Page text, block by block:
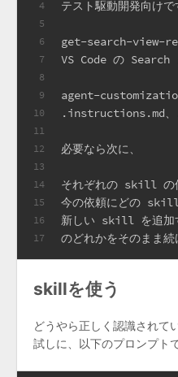
4
5
6
7
8
9
10
11
12
13
14
15
16
17
テスト駆動開発向け
get-search-view-
VS Code の Search
agent-
.instructions.md、
必要なら次に、
それぞれの skill の
今の依頼にどの
新しい skill を追加
のどれかをそのまま続
skillを使う
どうやら正しく認識されて
試しに、以下のプロンプト